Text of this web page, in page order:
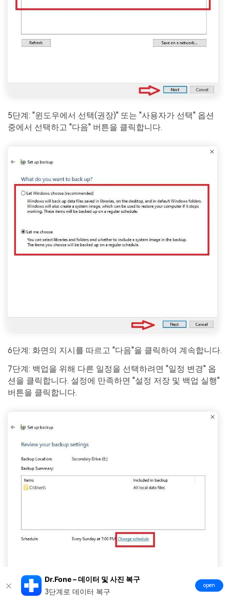
5단계: "윈도우에서 선택(권장)" 또는 "사용자가 선택" 옵션
중에서 선택하고 "다음" 버튼을 클릭합니다.
6단계: 화면의 지시를 따르고 "다음"을 클릭하여 계속합니다.
7단계: 백업을 위해 다른 일정을 선택하려면 "일정 변경" 옵
션을 클릭합니다. 설정에 만족하면 "설정 저장 및 백업 실행"
버튼을 클릭합니다.
Dr.Fone – 데이터 및 사진 복구
3단계로 데이터 복구
open